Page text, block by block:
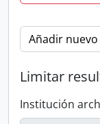
Añadir
Limitar
Institución